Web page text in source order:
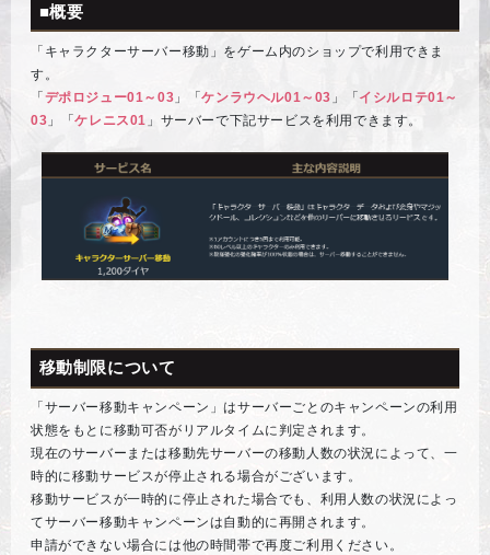
■概要
「キャラクターサーバー移動」をゲーム内のショップで利用できま
す。
「デポロジュー01～03 」「ケンラウヘル01～03 」「イシルロテ01～
03 」「ケレニス01 」サーバーで下記サービスを利用できます。
移動制限について
「サーバー移動キャンペーン」はサーバーごとのキャンペーンの利用
状態をもとに移動可否がリアルタイムに判定されます。
現在のサーバーまたは移動先サーバーの移動人数の状況によって、一
時的に移動サービスが停止される場合がございます。
移動サービスが一時的に停止された場合でも、利用人数の状況によっ
てサーバー移動キャンペーンは自動的に再開されます。
申請ができない場合には他の時間帯で再度ご利用ください。